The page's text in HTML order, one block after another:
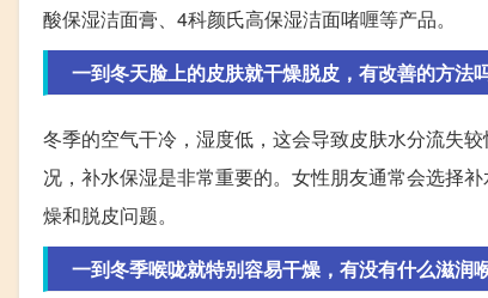
酸保湿洁面膏、4科颜氏高保湿洁面啫喱等产品。
一到冬天脸上的皮肤就干燥脱皮，有改善的方法
冬季的空气干冷，湿度低，这会导致皮肤水分流失
况，补水保湿是非常重要的。女性朋友通常会选择
燥和脱皮问题。
一到冬季喉咙就特别容易干燥，有没有什么滋润